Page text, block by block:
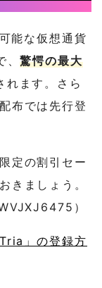
能な仮想通貨
、驚愕の最大
れます。さら
布では先行登
定の割引セー
きましょう。
）
」の登録方